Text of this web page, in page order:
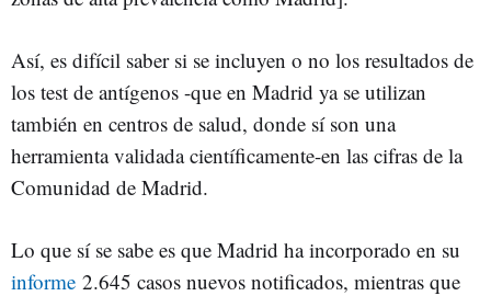
Así, es difícil saber si se incluyen o no los resultados de
los test de antígenos -que en Madrid ya se utilizan
también en centros de salud, donde sí son una
herramienta validada científicamente-en las cifras de la
Comunidad de Madrid.
Lo que sí se sabe es que Madrid ha incorporado en su
informe 2.645 casos nuevos notificados, mientras que